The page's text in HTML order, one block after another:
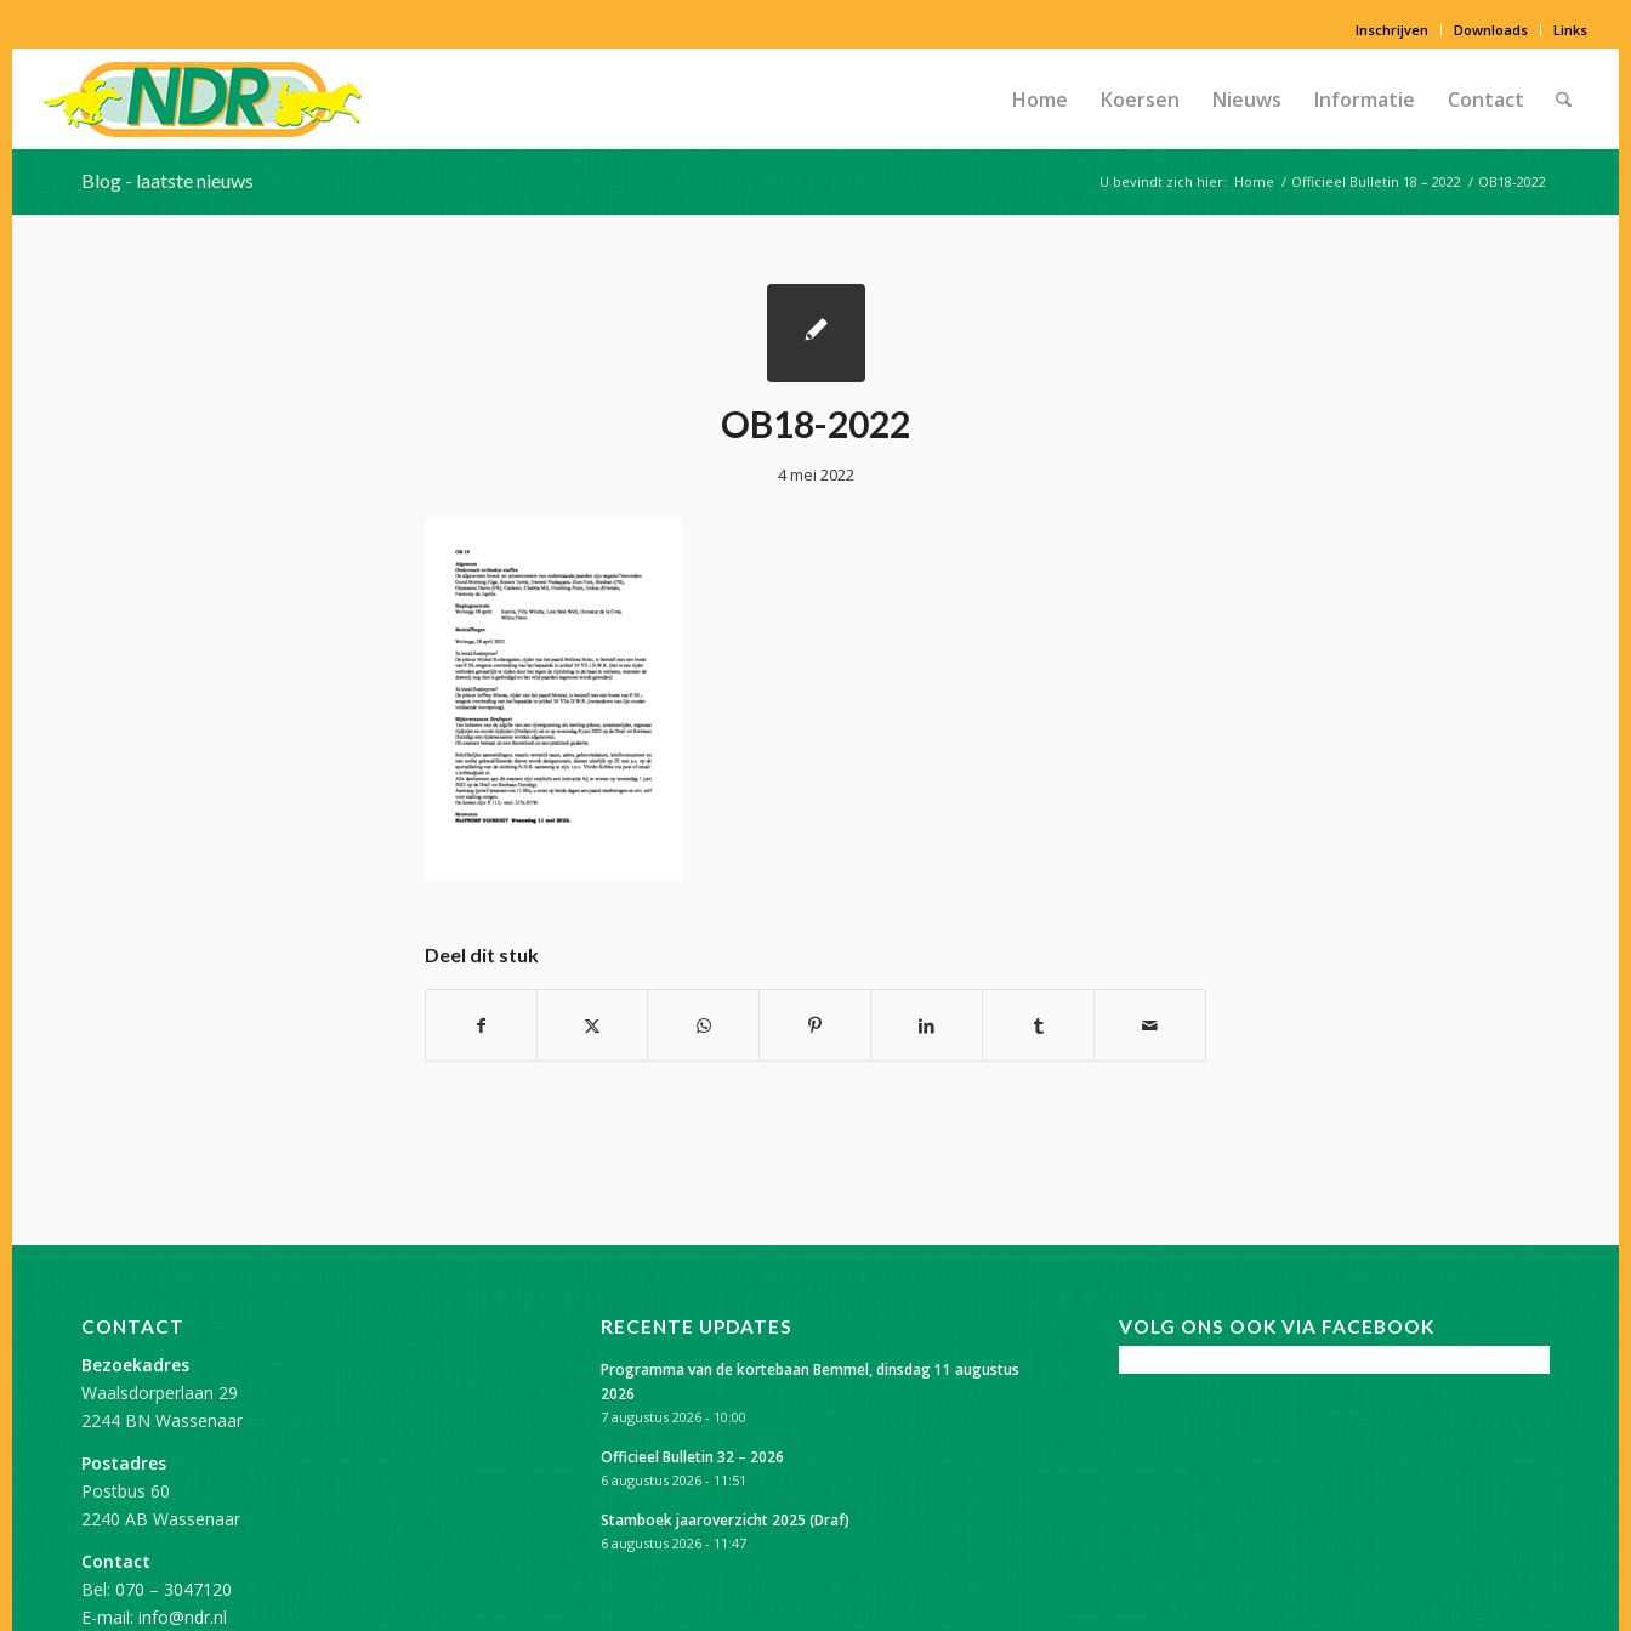
Inschrijven Downloads Links
Home Koersen Nieuws Informatie Contact
Blog - laatste nieuws U bevindt zich hier: Home / Officieel Bulletin 18 – 2022 / OB18-2022
OB18-2022
4 mei 2022
Deel dit stuk
CONTACT
Bezoekadres
Waalsdorperlaan 29
2244 BN Wassenaar
Postadres
Postbus 60
2240 AB Wassenaar
Contact
Bel: 070 – 3047120
E-mail: info@ndr.nl
RECENTE UPDATES
Programma van de kortebaan Bemmel, dinsdag 11 augustus
2026
7 augustus 2026 - 10:00
Officieel Bulletin 32 – 2026
6 augustus 2026 - 11:51
Stamboek jaaroverzicht 2025 (Draf)
6 augustus 2026 - 11:47
VOLG ONS OOK VIA FACEBOOK